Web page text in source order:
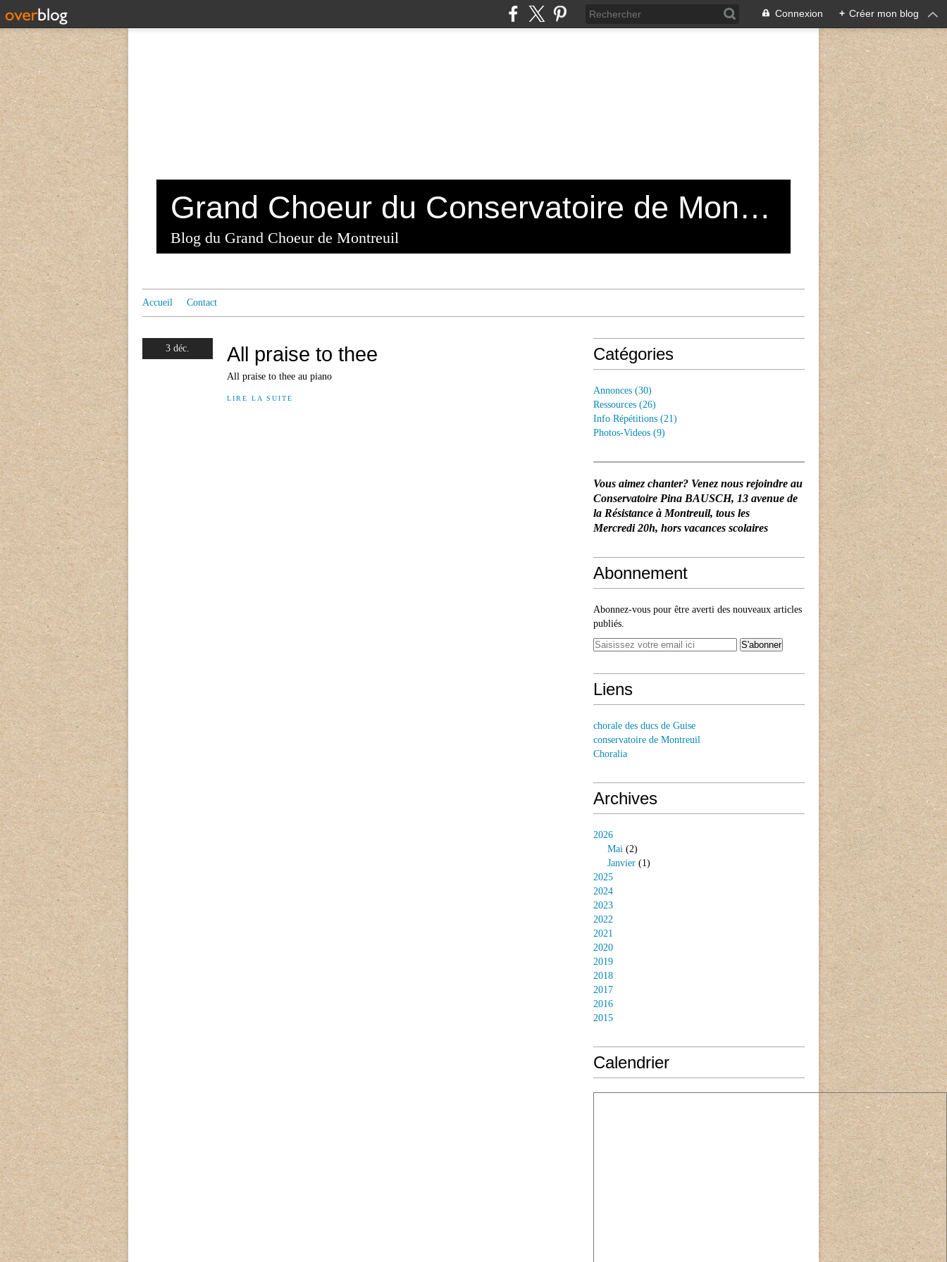
Connexion + Créer mon blog
Grand Choeur du Conservatoire de Montreuil
Blog du Grand Choeur de Montreuil
Accueil Contact
3 déc. All praise to thee
All praise to thee au piano
LIRE LA SUITE
Catégories
Annonces (30)
Ressources (26)
Info Répétitions (21)
Photos-Videos (9)
Vous aimez chanter? Venez nous rejoindre au
Conservatoire Pina BAUSCH, 13 avenue de
la Résistance à Montreuil, tous les
Mercredi 20h, hors vacances scolaires
Abonnement
Abonnez-vous pour être averti des nouveaux articles
publiés.
Liens
chorale des ducs de Guise
conservatoire de Montreuil
Choralia
Archives
2026
Mai (2)
Janvier (1)
2025
2024
2023
2022
2021
2020
2019
2018
2017
2016
2015
Calendrier